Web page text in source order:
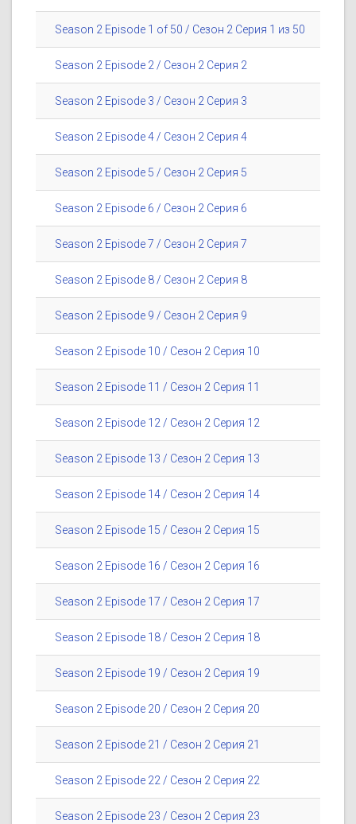
Season 2 Episode 1 of 50 / Сезон 2 Серия 1 из 50
Season 2 Episode 2 / Сезон 2 Серия 2
Season 2 Episode 3 / Сезон 2 Серия 3
Season 2 Episode 4 / Сезон 2 Серия 4
Season 2 Episode 5 / Сезон 2 Серия 5
Season 2 Episode 6 / Сезон 2 Серия 6
Season 2 Episode 7 / Сезон 2 Серия 7
Season 2 Episode 8 / Сезон 2 Серия 8
Season 2 Episode 9 / Сезон 2 Серия 9
Season 2 Episode 10 / Сезон 2 Серия 10
Season 2 Episode 11 / Сезон 2 Серия 11
Season 2 Episode 12 / Сезон 2 Серия 12
Season 2 Episode 13 / Сезон 2 Серия 13
Season 2 Episode 14 / Сезон 2 Серия 14
Season 2 Episode 15 / Сезон 2 Серия 15
Season 2 Episode 16 / Сезон 2 Серия 16
Season 2 Episode 17 / Сезон 2 Серия 17
Season 2 Episode 18 / Сезон 2 Серия 18
Season 2 Episode 19 / Сезон 2 Серия 19
Season 2 Episode 20 / Сезон 2 Серия 20
Season 2 Episode 21 / Сезон 2 Серия 21
Season 2 Episode 22 / Сезон 2 Серия 22
Season 2 Episode 23 / Сезон 2 Серия 23